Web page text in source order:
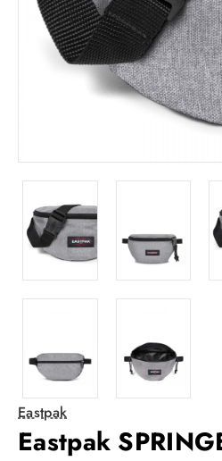
Eastpak
Eastpak